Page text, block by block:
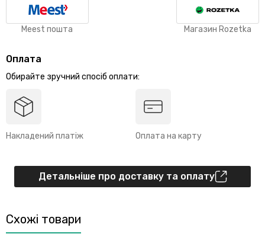
Meest пошта Магазин Rozetka
Оплата
Обирайте зручний спосіб оплати:
Накладений платіж Оплата на карту
Детальніше про доставку та оплату
Схожі товари